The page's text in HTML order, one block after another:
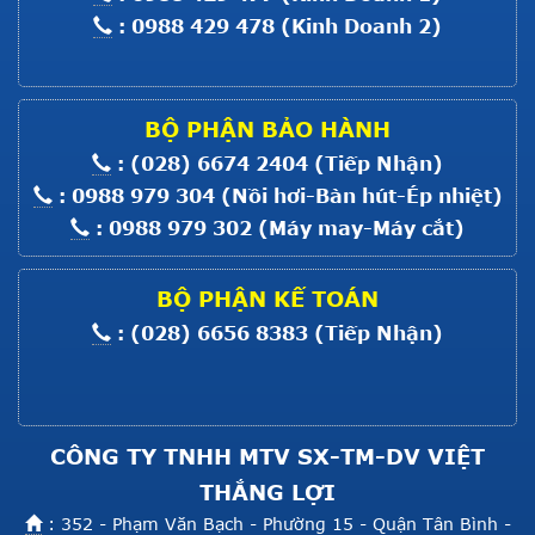
Xem thêm
8700
Giá : Liên hệ
Xem thêm
MOTOR BẮT MÁY MỘT KIM CO
Liên hệ
Xem thêm
MOTOR BẮT MÁY VC008; F007;
C007
: 0988 429 478 (Kinh Doanh 2)
BỘ PHẬN BẢO HÀNH
: (028) 6674 2404 (Tiếp Nhận)
: 0988 979 304 (Nồi hơi-Bàn hút-Ép nhiệt)
: 0988 979 302 (Máy may-Máy cắt)
BỘ PHẬN KẾ TOÁN
: (028) 6656 8383 (Tiếp Nhận)
CÔNG TY TNHH MTV SX-TM-DV VIỆT
THẮNG LỢI
: 352 - Phạm Văn Bạch - Phường 15 - Quận Tân Bình -